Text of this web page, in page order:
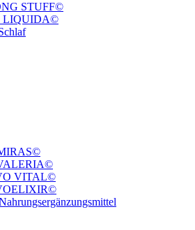
STUFF©
LIQUIDA©
VITAL©